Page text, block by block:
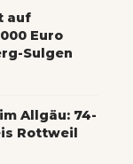
auf
Euro
Sulgen
Allgäu: 74-
Rottweil